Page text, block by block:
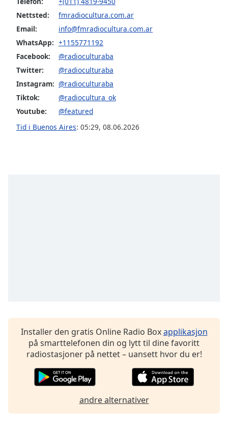
Family
Close
Modal
dialog
window.
Nettsted:
fmradiocultura.com.ar
Email:
info@fmradiocultura.com.ar
WhatsApp: +1155771192
Facebook:
@radioculturaba
Twitter:
@radioculturaba
Instagram: @radioculturaba
Tiktok:
@radiocultura_ok
Youtube:
@featured
Tid i Buenos Aires: 05:29, 08.06.2026
Installer den gratis Online Radio Boxapplikasjon
på smarttelefonen din og lytt til dine favoritt
radiostasjoner på nettet – uansett hvor du er!
andre alternativer